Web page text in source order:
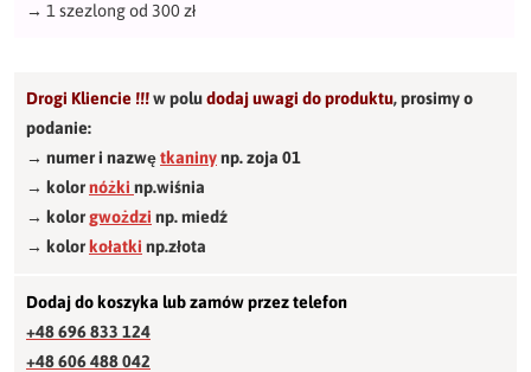
→ 1 szezlong od 300 zł
Drogi Kliencie !!!w poludodaj uwagi do produktu,prosimy o
podanie:
→ numer i nazwętkaninynp. zoja 01
→ kolornóżki np.wiśnia
→ kolorgwożdzi np. miedź
→ kolorkołatki np.złota
Dodaj do koszyka lub zamów przez telefon
+48 696 833 124
+48 606 488 042